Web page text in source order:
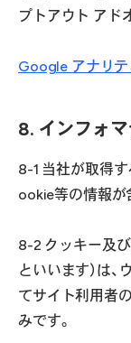
プトアウト アド
Google アナリ
8. インフォ
8-1 当社が取得
ookie等の情報が
8-2 クッキー及び
といいます）は
てサイト利用者
みです。